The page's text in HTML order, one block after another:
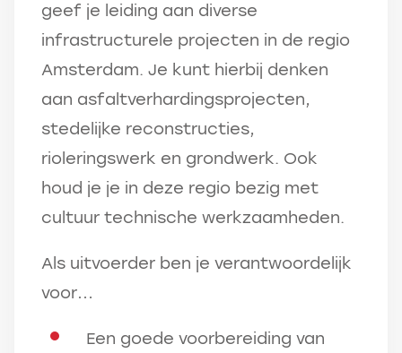
geef je leiding aan diverse
infrastructurele projecten in de regio
Amsterdam. Je kunt hierbij denken
aan asfaltverhardingsprojecten,
stedelijke reconstructies,
rioleringswerk en grondwerk. Ook
houd je je in deze regio bezig met
cultuur technische werkzaamheden.
Als uitvoerder ben je verantwoordelijk
voor…
Een goede voorbereiding van